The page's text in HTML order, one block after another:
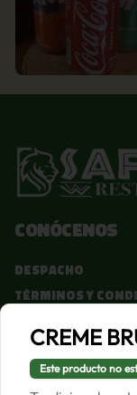
Conócenos
Despacho
Términos y
Política de
Redes
CREME
Este producto no